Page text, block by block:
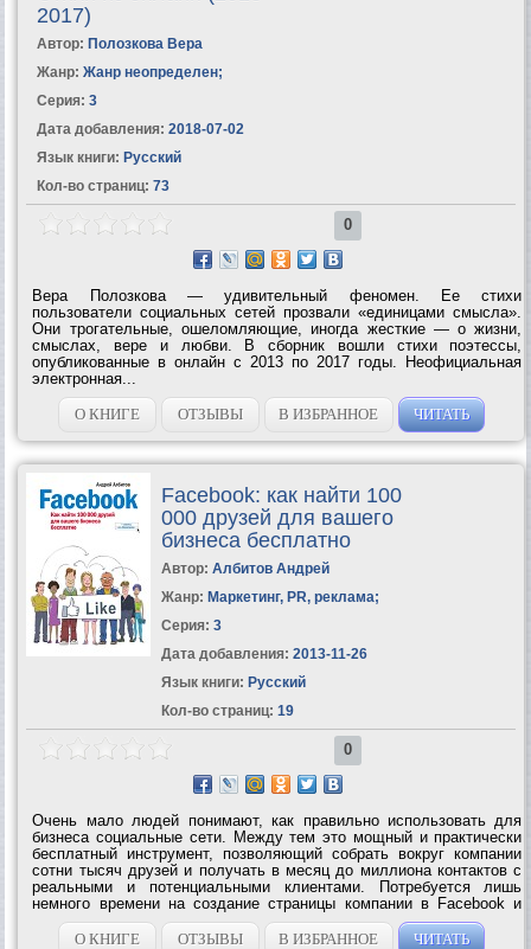
2017)
Автор: Полозкова Вера
Жанр: Жанр неопределен;
Серия: 3
Дата добавления: 2018-07-02
Язык книги: Русский
Кол-во страниц: 73
0
Вера Полозкова — удивительный феномен. Ее стихи
пользователи социальных сетей прозвали «единицами смысла».
Они трогательные, ошеломляющие, иногда жесткие — о жизни,
смыслах, вере и любви. В сборник вошли стихи поэтессы,
опубликованные в онлайн с 2013 по 2017 годы. Неофициальная
электронная...
О КНИГЕ
ОТЗЫВЫ В ИЗБРАННОЕ ЧИТАТЬ
Facebook: как найти 100
000 друзей для вашего
бизнеса бесплатно
Автор: Албитов Андрей
Жанр: Маркетинг, PR, реклама;
Серия: 3
Дата добавления: 2013-11-26
Язык книги: Русский
Кол-во страниц: 19
0
Очень мало людей понимают, как правильно использовать для
бизнеса социальные сети. Между тем это мощный и практически
бесплатный инструмент, позволяющий собрать вокруг компании
сотни тысяч друзей и получать в месяц до миллиона контактов с
реальными и потенциальными клиентами. Потребуется лишь
немного времени на создание страницы компании в Facebook и
«Вконтакте», дисциплинированность в поддержке коммуникации с
ее посетителями и...
О КНИГЕ ОТЗЫВЫ В ИЗБРАННОЕ ЧИТАТЬ